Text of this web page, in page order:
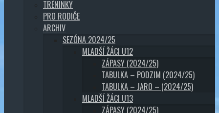
TRÉNINKY
PRO RODIČE
ARCHIV
SEZÓNA 2024/25
MLADŠÍ ŽÁCI U12
ZÁPASY (2024/25)
TABULKA – PODZIM (2024/25)
TABULKA – JARO – (2024/25)
MLADŠÍ ŽÁCI U13
ZÁPASY (2024/25)